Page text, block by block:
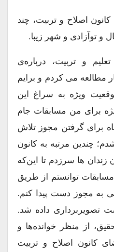
اصلاح و تربیت، چند
توآزادی و شهر زیبا.
و تربیت، درباره‌ی
مطالعه می کردم و برایم
ویژه به سراغ این
برای من مسابقات جام
برای گرفتن مجوز تلاش
چندین مرتبه به کانون
ها سرزدم تا این‌که
توانستم از طریق
به مجوز دست پیدا کنم.
تصویربرداری داده شد.
از منظر خوانده‌ها و
کانون اصلاح و تربیت